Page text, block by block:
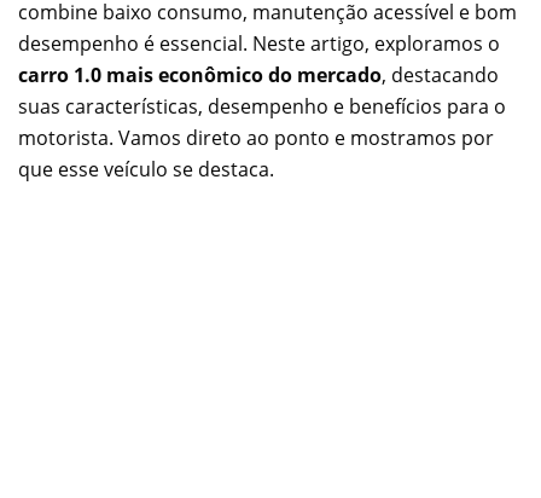
combine baixo consumo, manutenção acessível e bom
desempenho é essencial. Neste artigo, exploramos o
carro 1.0 mais econômico do mercado, destacando
suas características, desempenho e benefícios para o
motorista. Vamos direto ao ponto e mostramos por
que esse veículo se destaca.